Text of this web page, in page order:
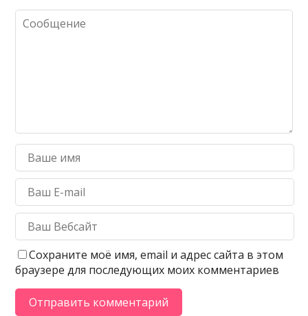
Сохраните моё имя, email и адрес сайта в этом
браузере для последующих моих комментариев